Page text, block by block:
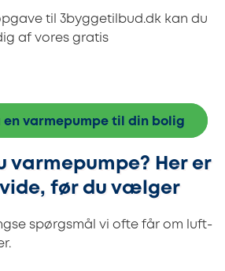
til 3byggetilbud.dk kan du
af vores gratis
en varmepumpe til din bolig
varmepumpe? Her er
før du vælger
spørgsmål vi ofte får om luft-